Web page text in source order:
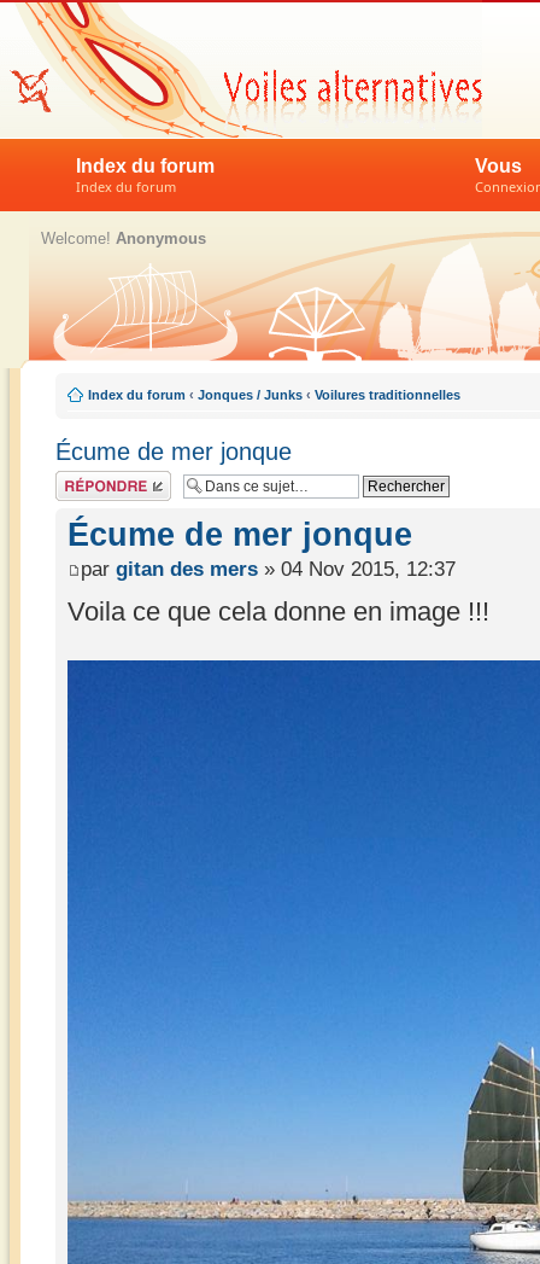
Index du forum
Index du forum
Vous
Welcome! Anonymous
Index du forum ‹ Jonques / Junks ‹ Voilures traditionnelles
Écume de mer jonque
Répondre
Écume de mer jonque
par gitan des mers » 04 Nov 2015, 12:37
Voila ce que cela donne en image !!!